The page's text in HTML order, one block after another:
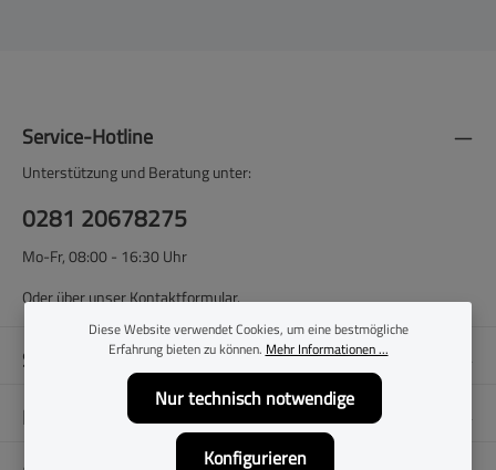
Service-Hotline
Unterstützung und Beratung unter:
0281 20678275
Mo-Fr, 08:00 - 16:30 Uhr
Oder über unserKontaktformular.
Shop-Service
Filialen
Diese Website verwendet Cookies, um eine bestmögliche
Erfahrung bieten zu können. Mehr Informationen ...
Nur technisch notwendige
Konfigurieren